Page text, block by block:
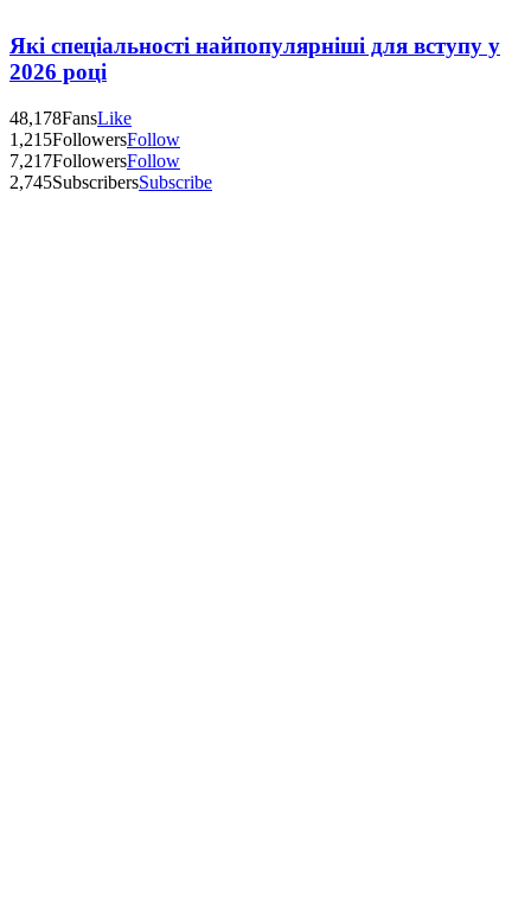
Які спеціальності найпопулярніші для вступу у
2026 році
48,178FansLike
1,215FollowersFollow
7,217FollowersFollow
2,745SubscribersSubscribe